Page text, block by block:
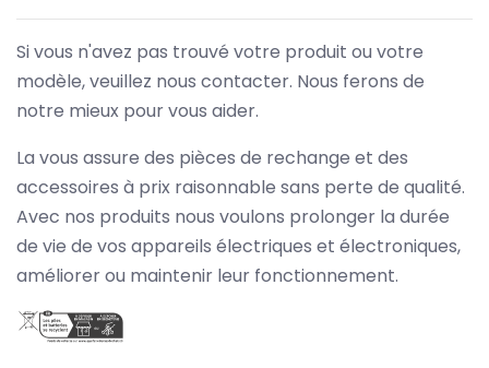
Si vous n'avez pas trouvé votre produit ou votre
modèle, veuillez nous contacter. Nous ferons de
notre mieux pour vous aider.
La vous assure des pièces de rechange et des
accessoires à prix raisonnable sans perte de qualité.
Avec nos produits nous voulons prolonger la durée
de vie de vos appareils électriques et électroniques,
améliorer ou maintenir leur fonctionnement.